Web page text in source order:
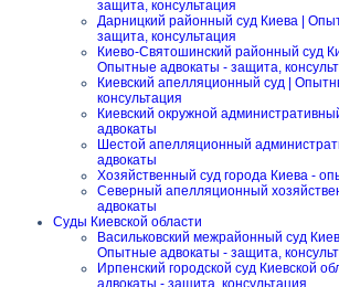
защита, консультация
Дарницкий районный суд Киева |
защита, консультация
Киево-Святошинский районный суд
Опытные адвокаты - защита,
Киевский апелляционный суд |
консультация
Киевский окружной
адвокаты
Шестой апелляционный
адвокаты
Хозяйственный суд города Киева -
Северный апелляционный
адвокаты
Суды Киевской области
Васильковский межрайонный суд
Опытные адвокаты - защита,
Ирпенский городской суд Киевской
адвокаты - защита, консультация